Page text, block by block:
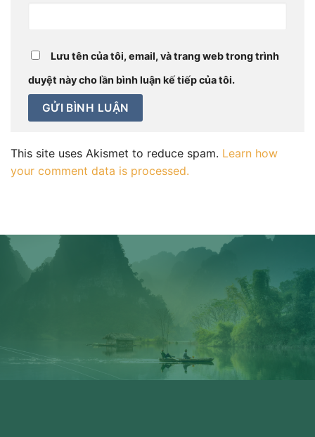
Lưu tên của tôi, email, và trang web trong trình
duyệt này cho lần bình luận kế tiếp của tôi.
This site uses Akismet to reduce spam. Learn how
your comment data is processed.